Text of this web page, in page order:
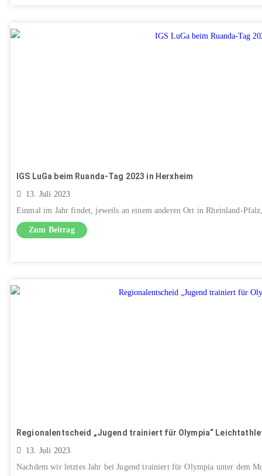
IGS LuGa beim Ruanda-Tag 2023 in Herxheim
13. Juli 2023
Einmal im Jahr findet, jeweils an einem anderen Ort in Rheinland-
Zum Beitrag
Regionalentscheid „Jugend trainiert für Olympia“
13. Juli 2023
Nachdem wir letztes Jahr bei Jugend trainiert für Olympia unter dem